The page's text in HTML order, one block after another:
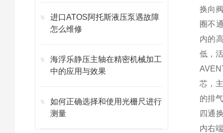
进口ATOS阿托斯液压泵遇故障
怎么维修
海浮乐静压主轴在精密机械加工
中的应用与效果
如何正确选择和使用光栅尺进行
测量
换向
圈不
内的
低，
芯，
的排
四通
内右